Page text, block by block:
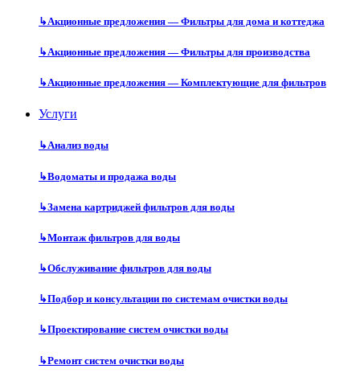
↳Акционные предложения — Фильтры для дома и коттеджа
↳Акционные предложения — Фильтры для производства
↳Акционные предложения — Комплектующие для фильтров
Услуги
↳Анализ воды
↳Водоматы и продажа воды
↳Замена картриджей фильтров для воды
↳Монтаж фильтров для воды
↳Обслуживание фильтров для воды
↳Подбор и консультации по системам очистки воды
↳Проектирование систем очистки воды
↳Ремонт систем очистки воды